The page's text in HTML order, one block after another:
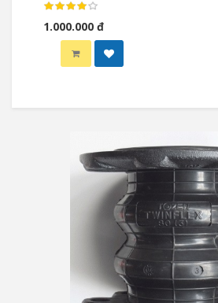
BUTTERFLY VALVE DOUBLE
ECCENTRIC
1.000.000 đ